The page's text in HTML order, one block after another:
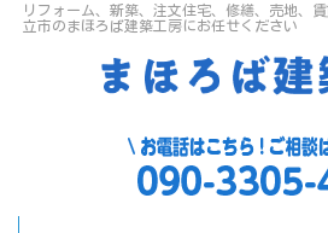
リフォーム、新築、注文住宅、修繕、売地、
立市のまほろば建築工房にお任せください